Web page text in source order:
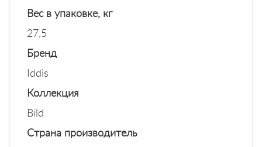
Вес в упаковке, кг
27,5
Бренд
Iddis
Коллекция
Bild
Страна производитель